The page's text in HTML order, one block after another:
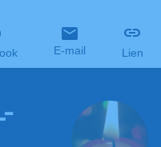
E-mail Lien